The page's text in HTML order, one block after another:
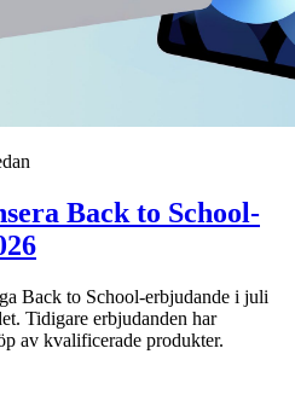
Back to School-
Back to School-erbjudande i juli
Tidigare erbjudanden har
av kvalificerade produkter.